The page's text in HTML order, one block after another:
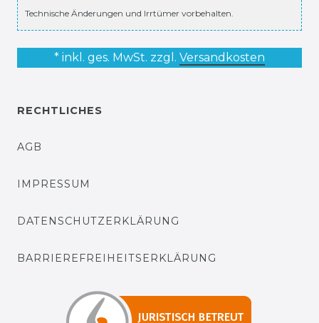
Technische Änderungen und Irrtümer vorbehalten.
* inkl. ges. MwSt. zzgl. Versandkosten
RECHTLICHES
AGB
IMPRESSUM
DATENSCHUTZERKLÄRUNG
BARRIEREFREIHEITSERKLÄRUNG